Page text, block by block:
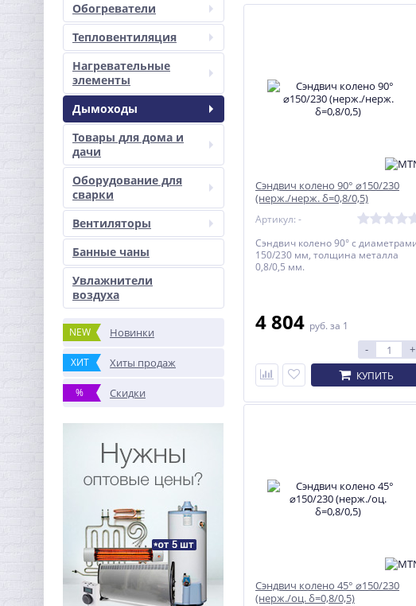
Обогреватели
Тепловентиляция
Нагревательные
элементы
Дымоходы
Товары для дома и
дачи
Оборудование для
сварки
Вентиляторы
Банные чаны
Увлажнители
воздуха
NEW Новинки
ХИТ Хиты продаж
% Скидки
Сэндвич колено 90° ⌀150/230
(нерж./нерж. δ=0,8/0,5)
Артикул: -
Сэндвич колено 90° с
150/230 мм, толщина металла
0,8/0,5 мм.
4 804 руб. за 1
- +
КУПИТЬ
Сэндвич колено 45° ⌀150/230
(нерж./оц. δ=0,8/0,5)